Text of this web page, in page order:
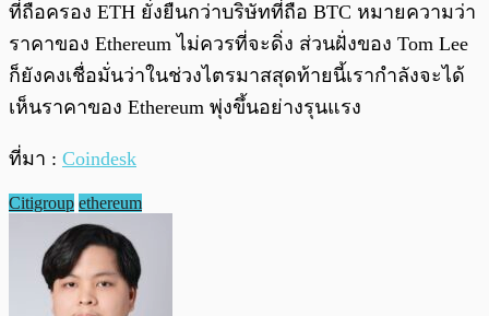
ที่ถือครอง ETH ยั่งยืนกว่าบริษัทที่ถือ BTC หมายความว่า
ราคาของ Ethereum ไม่ควรที่จะดิ่ง ส่วนฝั่งของ Tom Lee
ก็ยังคงเชื่อมั่นว่าในช่วงไตรมาสสุดท้ายนี้เรากำลังจะได้
เห็นราคาของ Ethereum พุ่งขึ้นอย่างรุนแรง
ที่มา : Coindesk
Citigroup ethereum